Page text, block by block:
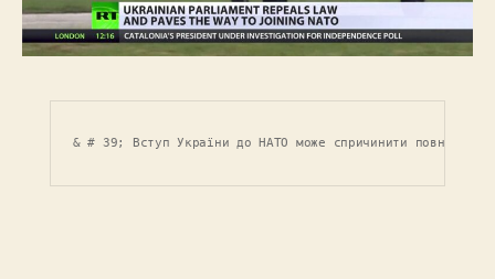
& # 39; Вступ України до НАТО може спричинити повну